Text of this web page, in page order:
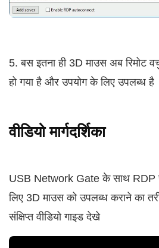
5. बस इतना ही 3D माउस अब रिमोट
हो गया है और उपयोग के लिए उपलब्ध है
वीडियो मार्गदर्शिका
USB Network Gate के साथ RDP
लिए 3D माउस को उपलब्ध कराने का
संक्षिप्त वीडियो गाइड देखे